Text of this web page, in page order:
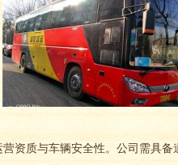
质与车辆安全性。公司需具备